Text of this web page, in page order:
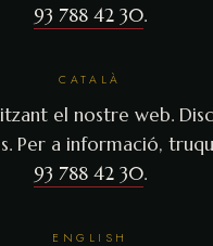
93 788 42 30.
CATALÀ
el nostre web.
Per a informació,
93 788 42 30.
ENGLISH